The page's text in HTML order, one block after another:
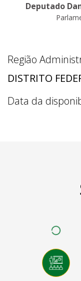
Deputado
Região
DISTRITO
Data da